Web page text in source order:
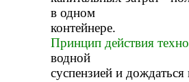
в одном
контейнере.
Принцип действия
водной
суспензией и